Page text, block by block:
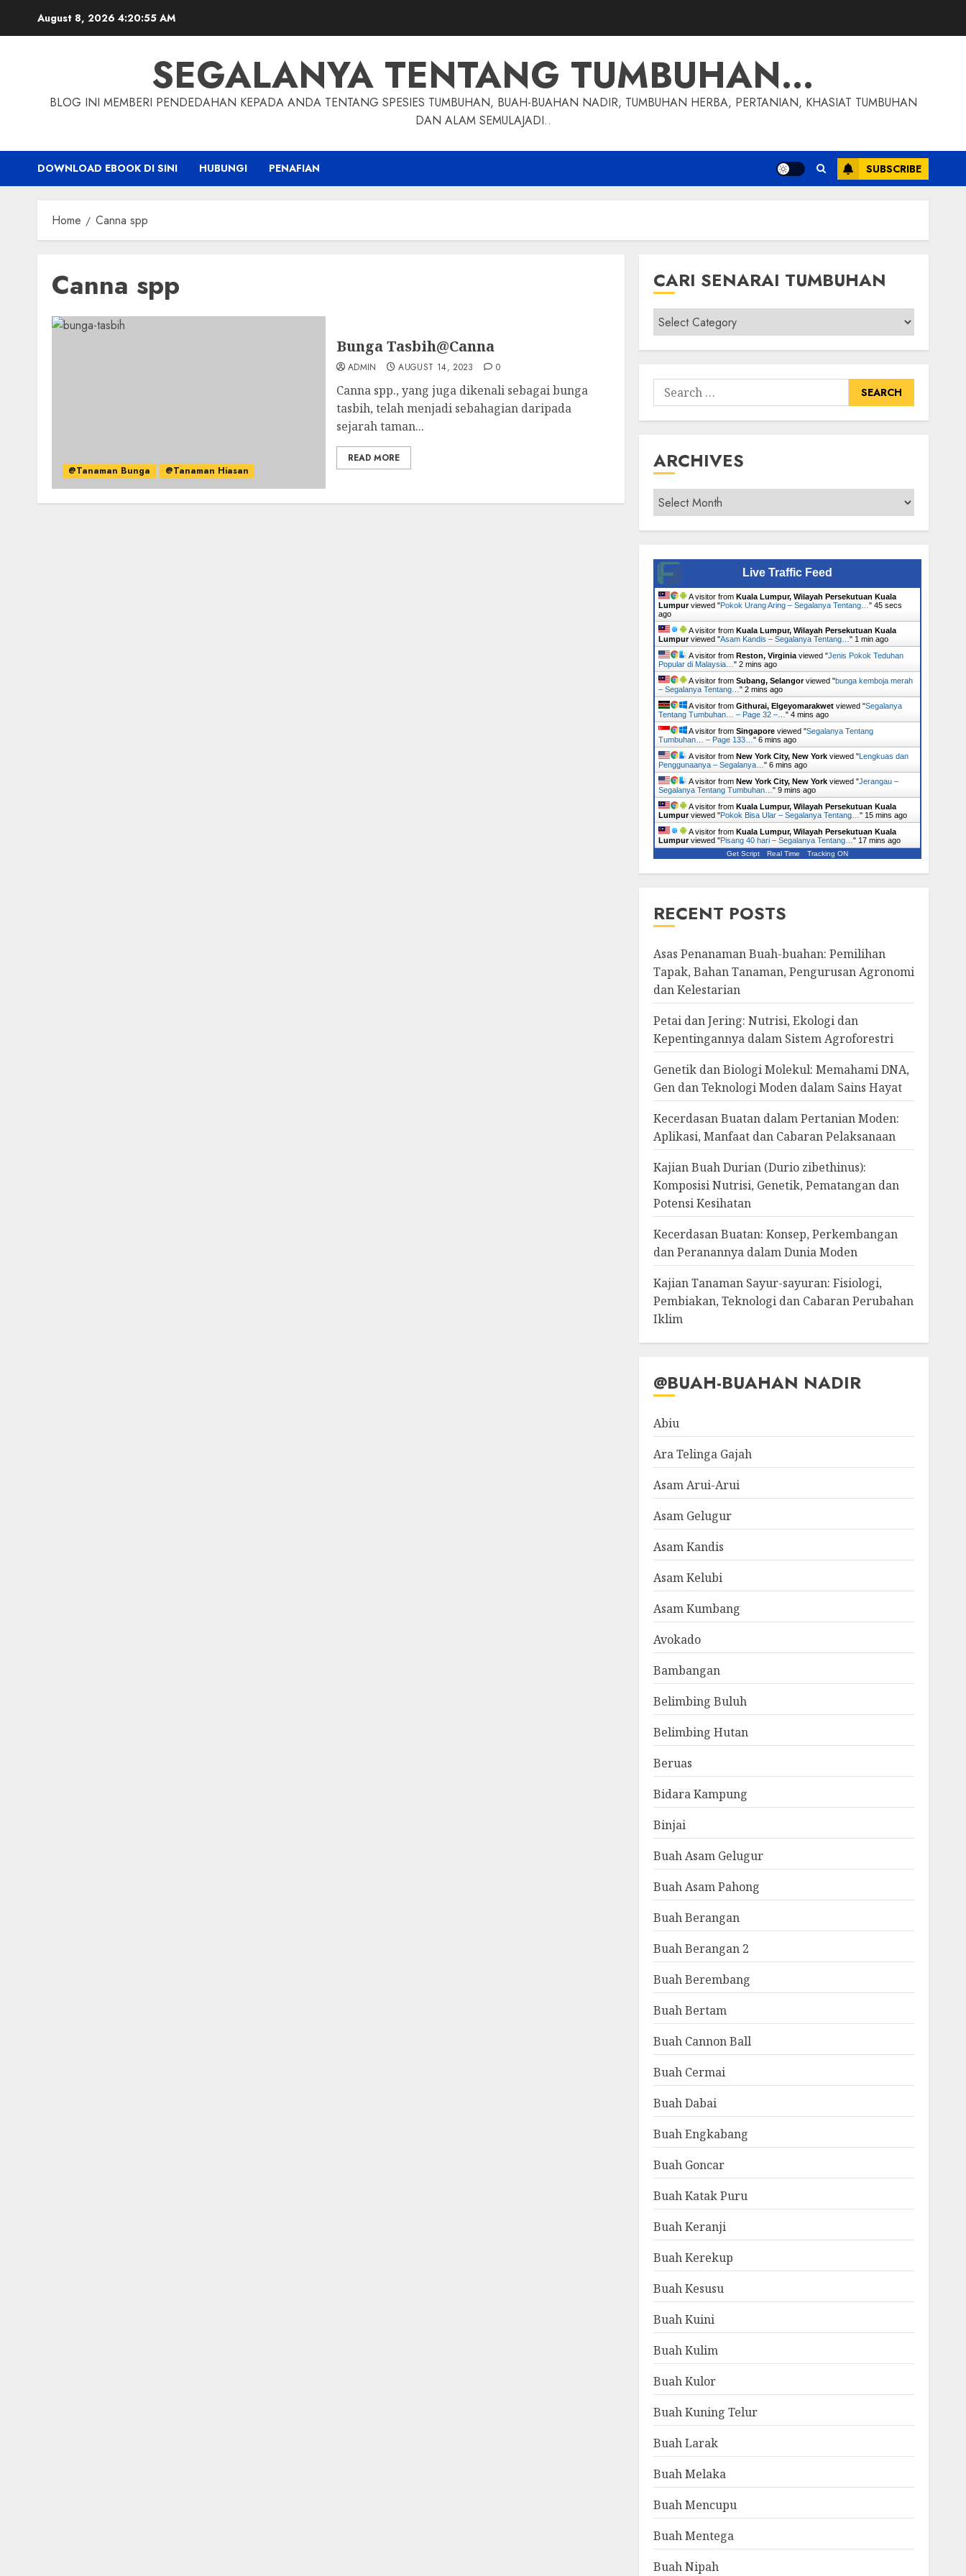
August 8, 2026 4:20:56 AM
SEGALANYA TENTANG TUMBUHAN…
BLOG INI MEMBERI PENDEDAHAN KEPADA ANDA TENTANG SPESIES TUMBUHAN, BUAH-BUAHAN NADIR, TUMBUHAN HERBA, PERTANIAN, KHASIAT TUMBUHAN
DAN ALAM SEMULAJADI..
DOWNLOAD EBOOK DI SINI HUBUNGI PENAFIAN SUBSCRIBE
Home Canna spp
Canna spp
@Tanaman Bunga @Tanaman Hiasan
Bunga Tasbih@Canna
ADMIN AUGUST 14, 2023 0
Canna spp., yang juga dikenali sebagai bunga
tasbih, telah menjadi sebahagian daripada
sejarah taman...
READ MORE
CARI SENARAI TUMBUHAN
Cari
Senarai
Tumbuhan
Search
for:
ARCHIVES
Archives
Live Traffic Feed
A visitor from Kuala Lumpur, Wilayah Persekutuan Kuala
Lumpurviewed "Pokok Urang Aring – Segalanya Tentang… " 46 secs
ago
A visitor from Kuala Lumpur, Wilayah Persekutuan Kuala
Lumpurviewed "Asam Kandis – Segalanya Tentang… " 1 min ago
A visitor from Reston, Virginiaviewed "Jenis Pokok Teduhan
Popular di Malaysia… " 2 mins ago
A visitor from Subang, Selangorviewed "bunga kemboja merah
– Segalanya Tentang… " 2 mins ago
A visitor from Githurai, Elgeyomarakwetviewed "Segalanya
Tentang Tumbuhan… – Page 32 –… " 4 mins ago
A visitor from Singaporeviewed "Segalanya Tentang
Tumbuhan… – Page 133… " 6 mins ago
A visitor from New York City, New Yorkviewed "Lengkuas dan
Penggunaanya – Segalanya… " 6 mins ago
A visitor from New York City, New Yorkviewed "Jerangau –
Segalanya Tentang Tumbuhan… " 9 mins ago
A visitor from Kuala Lumpur, Wilayah Persekutuan Kuala
Lumpurviewed "Pokok Bisa Ular – Segalanya Tentang… " 15 mins ago
A visitor from Kuala Lumpur, Wilayah Persekutuan Kuala
Lumpurviewed "Pisang 40 hari – Segalanya Tentang… " 17 mins ago
Get Script Real Time Tracking ON
RECENT POSTS
Asas Penanaman Buah-buahan: Pemilihan
Tapak, Bahan Tanaman, Pengurusan Agronomi
dan Kelestarian
Petai dan Jering: Nutrisi, Ekologi dan
Kepentingannya dalam Sistem Agroforestri
Genetik dan Biologi Molekul: Memahami DNA,
Gen dan Teknologi Moden dalam Sains Hayat
Kecerdasan Buatan dalam Pertanian Moden:
Aplikasi, Manfaat dan Cabaran Pelaksanaan
Kajian Buah Durian (Durio zibethinus):
Komposisi Nutrisi, Genetik, Pematangan dan
Potensi Kesihatan
Kecerdasan Buatan: Konsep, Perkembangan
dan Peranannya dalam Dunia Moden
Kajian Tanaman Sayur-sayuran: Fisiologi,
Pembiakan, Teknologi dan Cabaran Perubahan
Iklim
@BUAH-BUAHAN NADIR
Abiu
Ara Telinga Gajah
Asam Arui-Arui
Asam Gelugur
Asam Kandis
Asam Kelubi
Asam Kumbang
Avokado
Bambangan
Belimbing Buluh
Belimbing Hutan
Beruas
Bidara Kampung
Binjai
Buah Asam Gelugur
Buah Asam Pahong
Buah Berangan
Buah Berangan 2
Buah Berembang
Buah Bertam
Buah Cannon Ball
Buah Cermai
Buah Dabai
Buah Engkabang
Buah Goncar
Buah Katak Puru
Buah Keranji
Buah Kerekup
Buah Kesusu
Buah Kuini
Buah Kulim
Buah Kulor
Buah Kuning Telur
Buah Larak
Buah Melaka
Buah Mencupu
Buah Mentega
Buah Nipah